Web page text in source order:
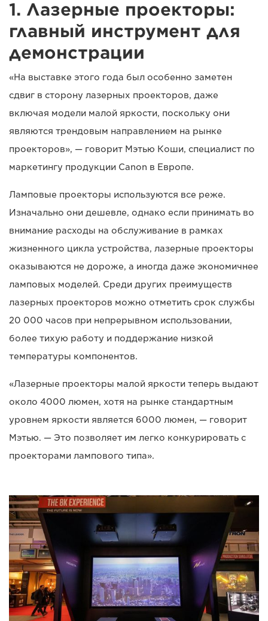
1. Лазерные проекторы:
главный инструмент для
демонстрации
«На выставке этого года был особенно заметен
сдвиг в сторону лазерных проекторов, даже
включая модели малой яркости, поскольку они
являются трендовым направлением на рынке
проекторов», — говорит Мэтью Коши, специалист по
маркетингу продукции Canon в Европе.
Ламповые проекторы используются все реже.
Изначально они дешевле, однако если принимать во
внимание расходы на обслуживание в рамках
жизненного цикла устройства, лазерные проекторы
оказываются не дороже, а иногда даже экономичнее
ламповых моделей. Среди других преимуществ
лазерных проекторов можно отметить срок службы
20 000 часов при непрерывном использовании,
более тихую работу и поддержание низкой
температуры компонентов.
«Лазерные проекторы малой яркости теперь выдают
около 4000 люмен, хотя на рынке стандартным
уровнем яркости является 6000 люмен, — говорит
Мэтью. — Это позволяет им легко конкурировать с
проекторами лампового типа».